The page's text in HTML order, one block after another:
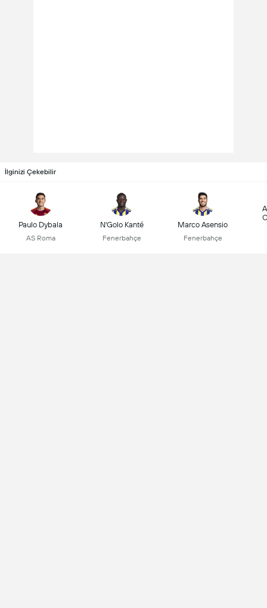
İlginizi Çekebilir
Paulo Dybala
AS Roma
N'Golo Kanté
Fenerbahçe
Marco Asensio
Fenerbahçe